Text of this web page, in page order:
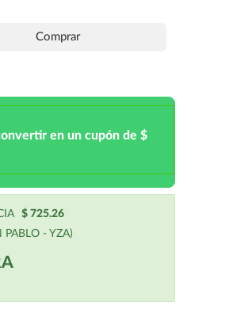
Comprar
en un cupón de $
$ 725.26
- YZA)